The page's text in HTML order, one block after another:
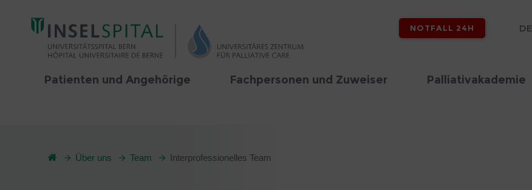
NOTFALL 24H DE
Patienten und Angehörige Fachpersonen und Zuweiser Palliativakademie
Über uns Team Interprofessionelles Team